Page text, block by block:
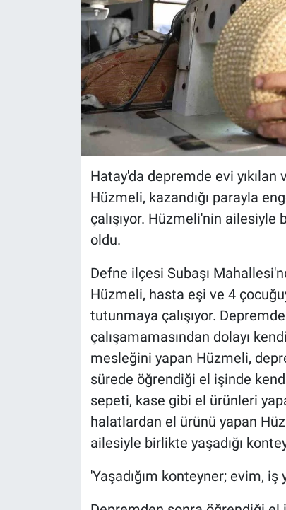
Hatay'da depremde evi
Hüzmeli, kazandığı parayla
çalışıyor. Hüzmeli'nin ailesiyle
oldu.
Defne ilçesi Subaşı
Hüzmeli, hasta eşi ve 4
tutunmaya çalışıyor.
çalışamamasından dolayı
mesleğini yapan Hüzmeli,
sürede öğrendiği el işinde
sepeti, kase gibi el ürünleri
halatlardan el ürünü yapan
ailesiyle birlikte yaşadığı
'Yaşadığım konteyner; evim,